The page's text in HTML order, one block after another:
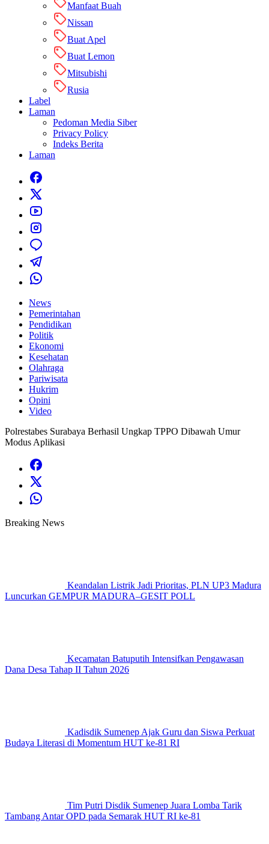
Manfaat Buah
Nissan
Buat Apel
Buat Lemon
Mitsubishi
Rusia
Label
Laman
Pedoman Media Siber
Privacy Policy
Indeks Berita
Laman
News
Pemerintahan
Pendidikan
Politik
Ekonomi
Kesehatan
Olahraga
Pariwisata
Hukrim
Opini
Video
Polrestabes Surabaya Berhasil Ungkap TPPO Dibawah Umur
Modus Aplikasi
Breaking News
Keandalan Listrik Jadi Prioritas, PLN UP3 Madura
Luncurkan GEMPUR MADURA–GESIT POLL
Kecamatan Batuputih Intensifkan Pengawasan
Dana Desa Tahap II Tahun 2026
Kadisdik Sumenep Ajak Guru dan Siswa Perkuat
Budaya Literasi di Momentum HUT ke-81 RI
Tim Putri Disdik Sumenep Juara Lomba Tarik
Tambang Antar OPD pada Semarak HUT RI ke-81